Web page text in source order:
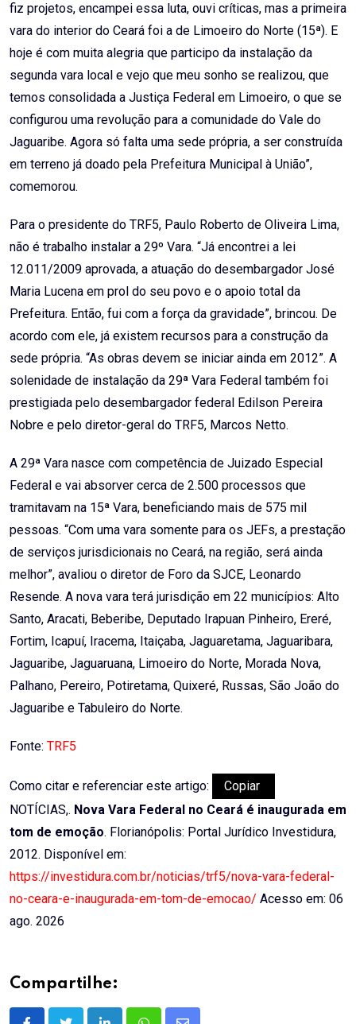
fiz projetos, encampei essa luta, ouvi críticas, mas a primeira
vara do interior do Ceará foi a de Limoeiro do Norte (15ª). E
hoje é com muita alegria que participo da instalação da
segunda vara local e vejo que meu sonho se realizou, que
temos consolidada a Justiça Federal em Limoeiro, o que se
configurou uma revolução para a comunidade do Vale do
Jaguaribe. Agora só falta uma sede própria, a ser construída
em terreno já doado pela Prefeitura Municipal à União”,
comemorou.
Para o presidente do TRF5, Paulo Roberto de Oliveira Lima,
não é trabalho instalar a 29º Vara. “Já encontrei a lei
12.011/2009 aprovada, a atuação do desembargador José
Maria Lucena em prol do seu povo e o apoio total da
Prefeitura. Então, fui com a força da gravidade”, brincou. De
acordo com ele, já existem recursos para a construção da
sede própria. “As obras devem se iniciar ainda em 2012”. A
solenidade de instalação da 29ª Vara Federal também foi
prestigiada pelo desembargador federal Edilson Pereira
Nobre e pelo diretor-geral do TRF5, Marcos Netto.
A 29ª Vara nasce com competência de Juizado Especial
Federal e vai absorver cerca de 2.500 processos que
tramitavam na 15ª Vara, beneficiando mais de 575 mil
pessoas. “Com uma vara somente para os JEFs, a prestação
de serviços jurisdicionais no Ceará, na região, será ainda
melhor”, avaliou o diretor de Foro da SJCE, Leonardo
Resende. A nova vara terá jurisdição em 22 municípios: Alto
Santo, Aracati, Beberibe, Deputado Irapuan Pinheiro, Ereré,
Fortim, Icapuí, Iracema, Itaiçaba, Jaguaretama, Jaguaribara,
Jaguaribe, Jaguaruana, Limoeiro do Norte, Morada Nova,
Palhano, Pereiro, Potiretama, Quixeré, Russas, São João do
Jaguaribe e Tabuleiro do Norte.
Fonte: TRF5
Como citar e referenciar este artigo:
Copiar
NOTÍCIAS,. Nova Vara Federal no Ceará é inaugurada em
tom de emoção. Florianópolis: Portal Jurídico Investidura,
2012. Disponível em:
https://investidura.com.br/noticias/trf5/nova-vara-federal-
no-ceara-e-inaugurada-em-tom-de-emocao/ Acesso em: 06
ago. 2026
Compartilhe: